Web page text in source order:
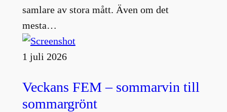
samlare av stora mått. Även om det
mesta…
1 juli 2026
Veckans FEM – sommarvin till
sommargrönt